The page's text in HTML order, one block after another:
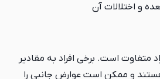
و اختلالات آن
متفاوت است. برخی افراد به مقادیر
و ممکن است عوارض جانبی را